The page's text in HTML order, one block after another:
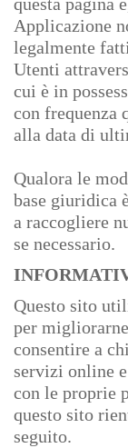
Applicazione
legalmente
Utenti
cui è in
con frequenza
alla data di
Qualora le
base giuridica
a raccogliere
se necessario.
Questo sito
per
consentire a
servizi online
con le proprie
questo sito
seguito.